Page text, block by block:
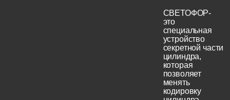
СВЕТОФОР-
это
специальная
устройство
секретной части
цилиндра,
которая
позволяет
менять
кодировку